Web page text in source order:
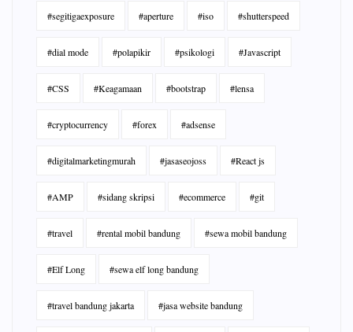
#segitigaexposure #aperture #iso #shutterspeed
#dial mode #polapikir #psikologi #Javascript
#CSS #Keagamaan #bootstrap #lensa
#cryptocurrency #forex #adsense
#digitalmarketingmurah #jasaseojoss #React js
#AMP #sidang skripsi #ecommerce #git
#travel #rental mobil bandung #sewa mobil bandung
#Elf Long #sewa elf long bandung
#travel bandung jakarta #jasa website bandung